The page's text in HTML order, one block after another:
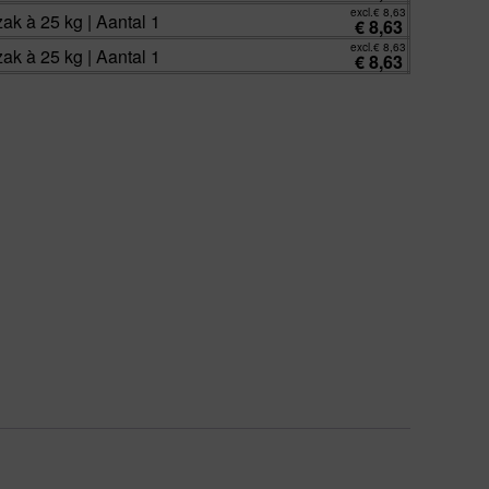
à 25 kg | Aantal 1 excl.€ 8,63
€8,63
à 25 kg | Aantal 1 excl.€ 8,63
€8,63